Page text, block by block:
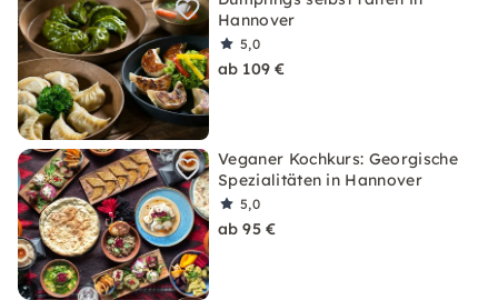
Hannover
5,0
ab 109 €
Veganer Kochkurs: Georgische
Spezialitäten in Hannover
5,0
ab 95 €